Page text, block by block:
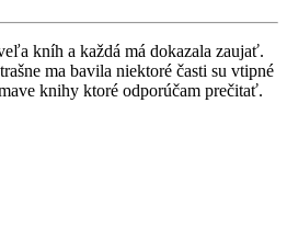
kníh a každá má dokazala zaujať.
ma bavila niektoré časti su vtipné
knihy ktoré odporúčam prečitať.